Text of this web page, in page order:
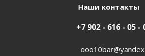
Наши контакты
+7 902 - 616 - 05 -